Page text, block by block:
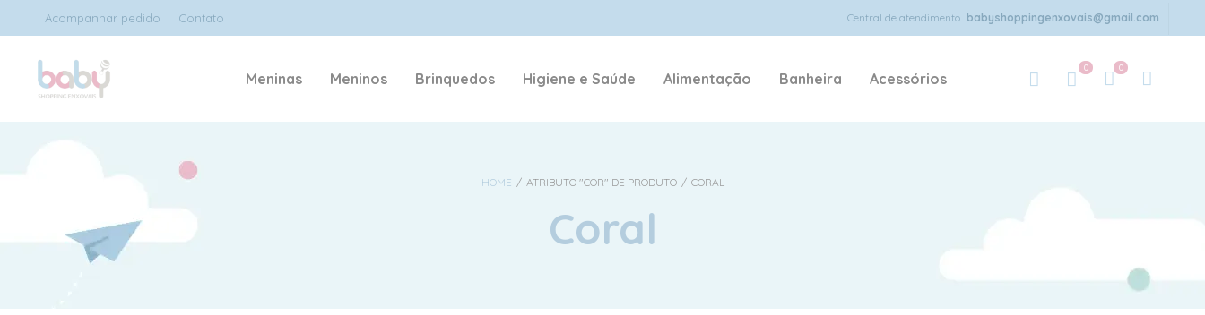
Central de atendimento babyshoppingenxovais@gmail.com
Acompanhar pedido Contato
0
0
LEMBRE-ME ACESSAR
Meninas Meninos Brinquedos Higiene e Saúde Alimentação Banheira Acessórios
HOME / ATRIBUTO "COR" DE PRODUTO / CORAL
Coral